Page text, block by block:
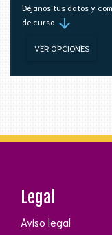
Déjanos tus datos y
de curso arrow_downward
VER OPCIONES
Legal
Aviso legal